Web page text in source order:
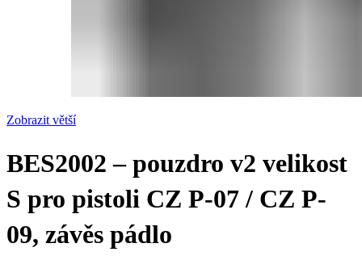
Zobrazit větší
BES2002 – pouzdro v2 velikost
S pro pistoli CZ P-07 / CZ P-
09, závěs pádlo